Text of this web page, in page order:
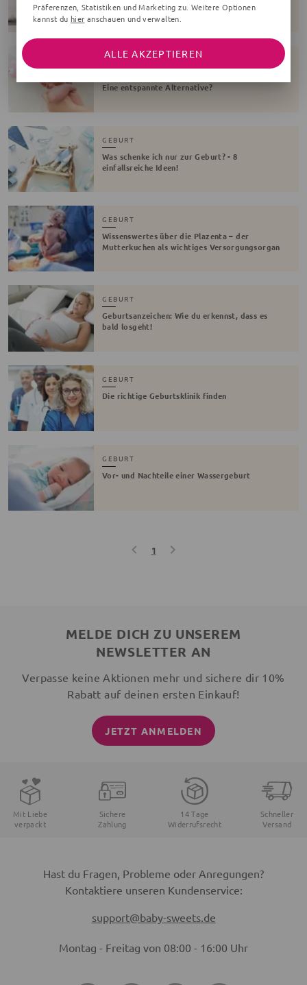
ohne Schmerzen
GEBURT
Eine entspannte Alternative?
GEBURT
Was schenke ich nur zur Geburt? - 8
einfallsreiche Ideen!
GEBURT
Wissenswertes über die Plazenta – der
Mutterkuchen als wichtiges Versorgungsorgan
GEBURT
Geburtsanzeichen: Wie du erkennst, dass es
bald losgeht!
GEBURT
Die richtige Geburtsklinik finden
GEBURT
Vor- und Nachteile einer Wassergeburt
1
MELDE DICH ZU UNSEREM
NEWSLETTER AN
Verpasse keine Aktionen mehr und sichere dir 10%
Rabatt auf deinen ersten Einkauf!
JETZT ANMELDEN
Mit Liebe
verpackt
Sichere
Zahlung
14 Tage
Widerrufsrecht
Schneller
Versand
Hast du Fragen, Probleme oder Anregungen?
Kontaktiere unseren Kundenservice:
support@baby-sweets.de
Montag - Freitag von 08:00 - 16:00 Uhr
Präferenzen, Statistiken und Marketing zu. Weitere Optionen
kannst du hier anschauen und verwalten.
ALLE AKZEPTIEREN